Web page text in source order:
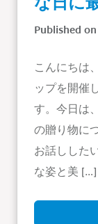
Published on
こんにちは
ップを開催
す。今日は
の贈り物に
お話しした
な姿と美 […]